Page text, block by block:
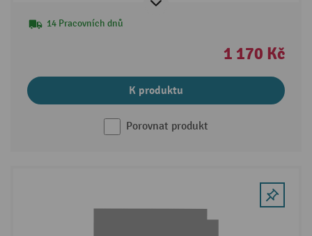
14 Pracovních dnů
1 170 Kč
K produktu
Porovnat produkt